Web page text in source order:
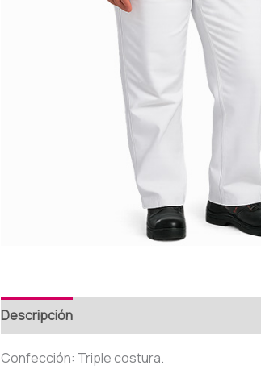
Descripción
Confección: Triple costura.